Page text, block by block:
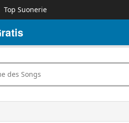
Top Suonerie